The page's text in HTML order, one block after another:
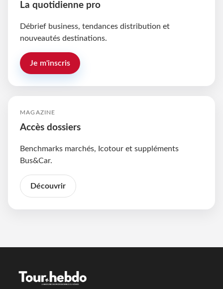
La quotidienne pro
Débrief business, tendances distribution et
nouveautés destinations.
Je m'inscris
MAGAZINE
Accès dossiers
Benchmarks marchés, Icotour et suppléments
Bus&Car.
Découvrir